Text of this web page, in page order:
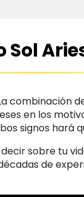
Sol
combinación
en los
signos
sobre tu
de